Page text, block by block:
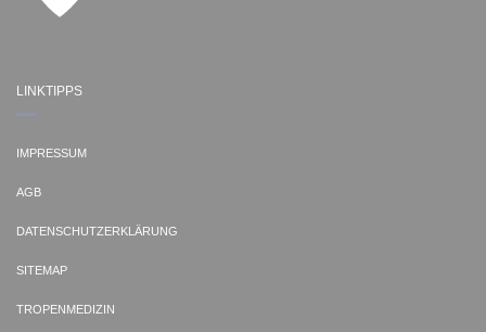
LINKTIPPS
IMPRESSUM
AGB
DATENSCHUTZERKLÄRUNG
SITEMAP
TROPENMEDIZIN